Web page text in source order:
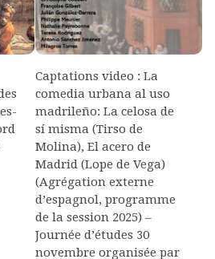
un numéro
PDF
papier
Captations video : La
comedia urbana al uso
madrileño: La celosa de
sí misma (Tirso de
Molina), El acero de
Madrid (Lope de Vega)
(Agrégation externe
d’espagnol, programme
de la session 2025) –
Journée d’études 30
novembre organisée par